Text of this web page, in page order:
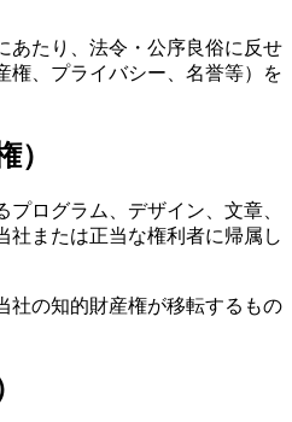
あたり、法令・公序良俗に反せ
権、プライバシー、名誉等）を
）
ログラム、デザイン、文章、
社または正当な権利者に帰属し
社の知的財産権が移転するもの